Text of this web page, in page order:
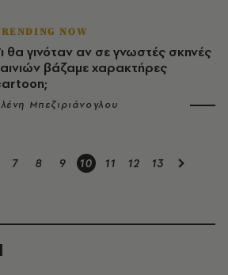
NOW
θα γινόταν αν σε γνωστές σκηνές
βάζαμε χαρακτήρες
Μπεζιριάνογλου
7 8 9 10 11 12 13